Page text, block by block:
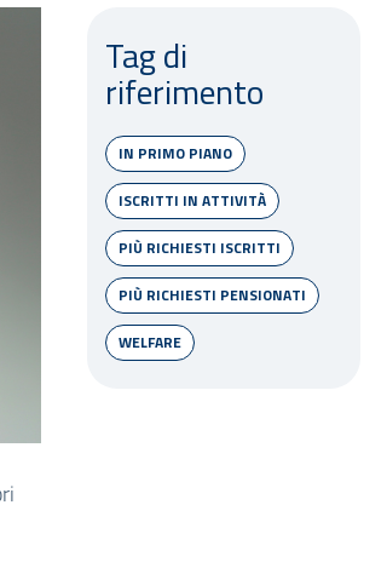
Tag di
riferimento
IN PRIMO PIANO
ISCRITTI IN ATTIVITÀ
PIÙ RICHIESTI ISCRITTI
PIÙ RICHIESTI PENSIONATI
WELFARE